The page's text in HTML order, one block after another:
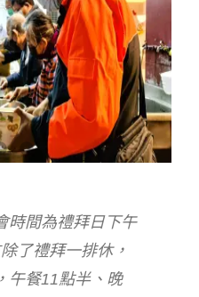
時間為禮拜日下午
了禮拜一排休，
午餐11點半、晚